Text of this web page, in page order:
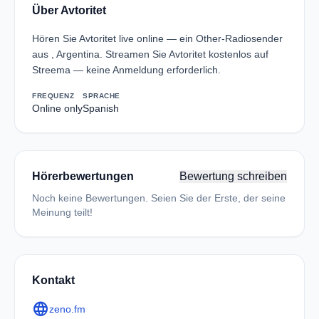
Über Avtoritet
Hören Sie Avtoritet live online — ein Other-Radiosender
aus , Argentina. Streamen Sie Avtoritet kostenlos auf
Streema — keine Anmeldung erforderlich.
FREQUENZ
Online only
SPRACHE
Spanish
Hörerbewertungen Bewertung schreiben
Noch keine Bewertungen. Seien Sie der Erste, der seine
Meinung teilt!
Kontakt
languagezeno.fm